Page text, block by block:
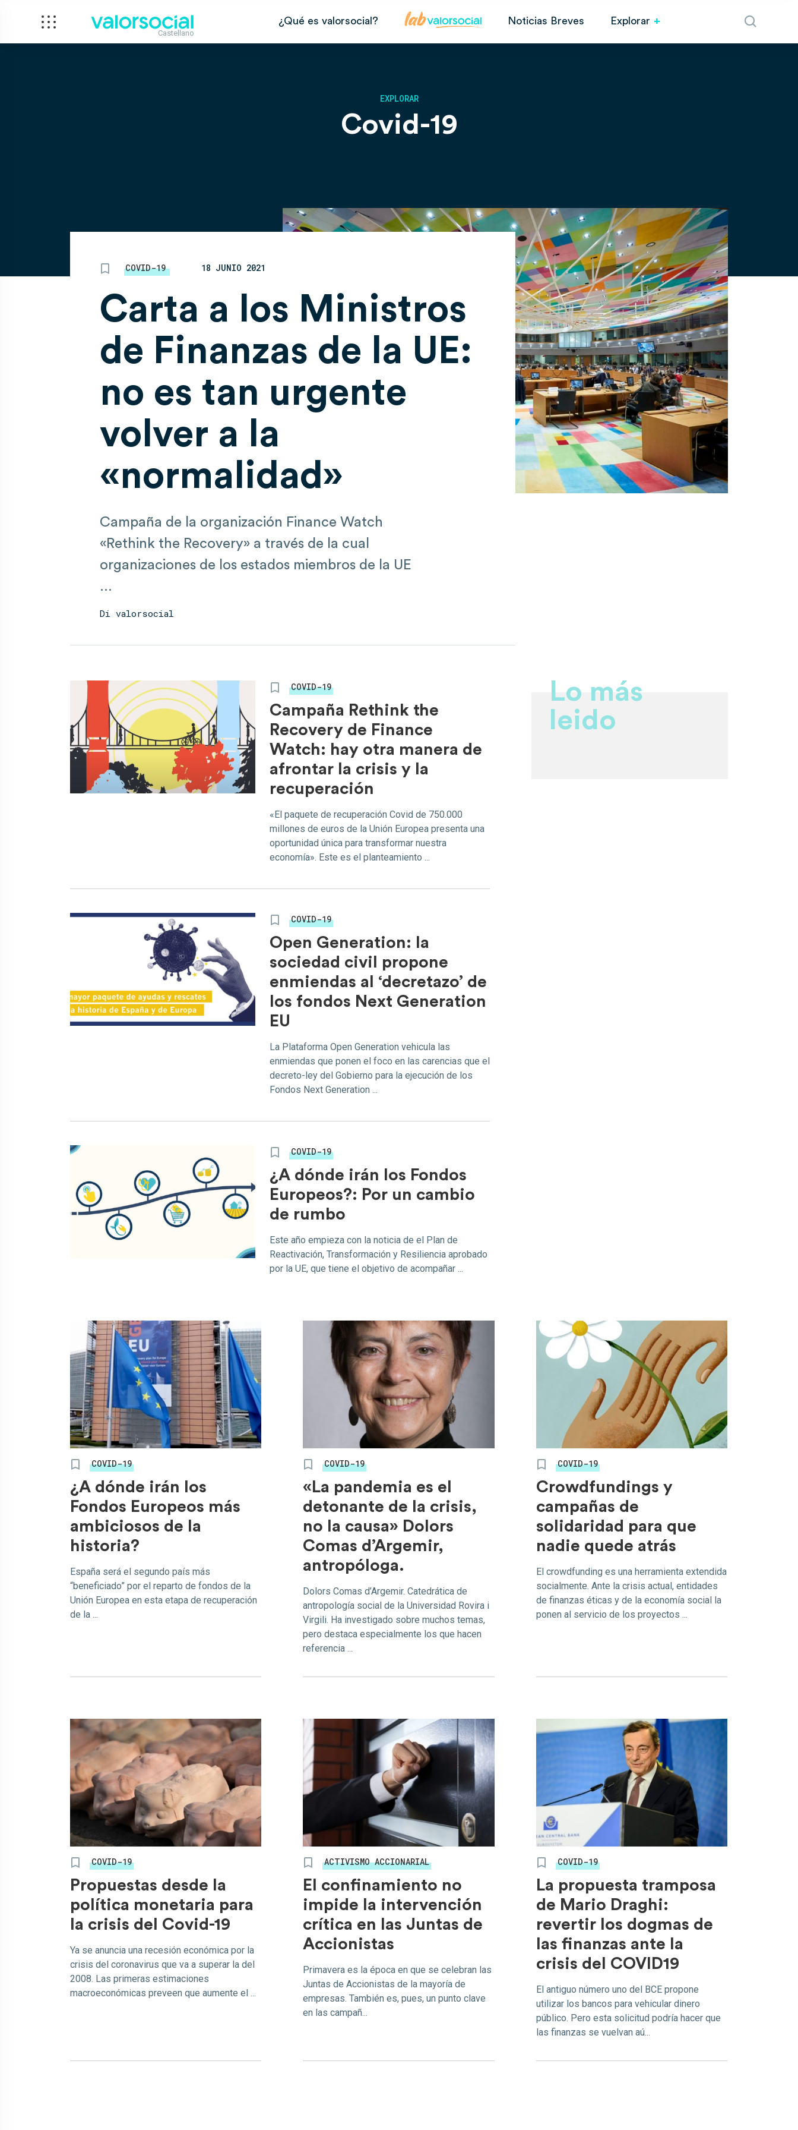
Castellano
¿Qué es valorsocial? Noticias Breves Explorar
EXPLORAR
Covid-19
COVID-19 18 JUNIO 2021
Carta a los Ministros
de Finanzas de la UE:
no es tan urgente
volver a la
«normalidad»
Campaña de la organización Finance Watch
«Rethink the Recovery» a través de la cual
organizaciones de los estados miembros de la UE
...
Di valorsocial
COVID-19
Campaña Rethink the
Recovery de Finance
Watch: hay otra manera de
afrontar la crisis y la
recuperación
«El paquete de recuperación Covid de 750.000
millones de euros de la Unión Europea presenta una
oportunidad única para transformar nuestra
economía». Este es el planteamiento ...
COVID-19
Open Generation: la
sociedad civil propone
enmiendas al ‘decretazo’ de
los fondos Next Generation
EU
La Plataforma Open Generation vehicula las
enmiendas que ponen el foco en las carencias que el
decreto-ley del Gobierno para la ejecución de los
Fondos Next Generation ...
COVID-19
¿A dónde irán los Fondos
Europeos?: Por un cambio
de rumbo
Este año empieza con la noticia de el Plan de
Reactivación, Transformación y Resiliencia aprobado
por la UE, que tiene el objetivo de acompañar ...
Lo más
leido
COVID-19
¿A dónde irán los
Fondos Europeos más
ambiciosos de la
historia?
España será el segundo país más
“beneficiado” por el reparto de fondos de la
Unión Europea en esta etapa de recuperación
de la ...
COVID-19
«La pandemia es el
detonante de la crisis,
no la causa» Dolors
Comas d’Argemir,
antropóloga.
Dolors Comas d’Argemir. Catedrática de
antropología social de la Universidad Rovira i
Virgili. Ha investigado sobre muchos temas,
pero destaca especialmente los que hacen
referencia ...
COVID-19
Crowdfundings y
campañas de
solidaridad para que
nadie quede atrás
El crowdfunding es una herramienta extendida
socialmente. Ante la crisis actual, entidades
de finanzas éticas y de la economía social la
ponen al servicio de los proyectos ...
COVID-19
Propuestas desde la
política monetaria para
la crisis del Covid-19
Ya se anuncia una recesión económica por la
crisis del coronavirus que va a superar la del
2008. Las primeras estimaciones
macroeconómicas preveen que aumente el ...
ACTIVISMO ACCIONARIAL
El confinamiento no
impide la intervención
crítica en las Juntas de
Accionistas
Primavera es la época en que se celebran las
Juntas de Accionistas de la mayoría de
empresas. También es, pues, un punto clave
en las campañ...
COVID-19
La propuesta tramposa
de Mario Draghi:
revertir los dogmas de
las finanzas ante la
crisis del COVID19
El antiguo número uno del BCE propone
utilizar los bancos para vehicular dinero
público. Pero esta solicitud podría hacer que
las finanzas se vuelvan aú...